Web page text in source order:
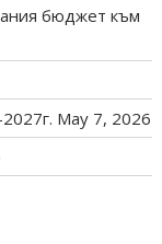
бюджет към
May 7, 2026